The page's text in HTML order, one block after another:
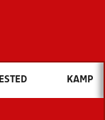
vil du søge efter?
NYHEDER
KAMP